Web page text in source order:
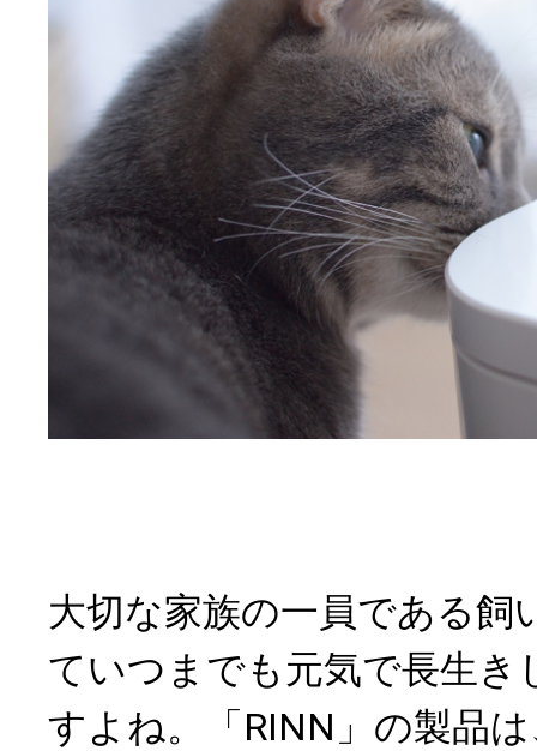
大切な家族の一員である飼
ていつまでも元気で長生き
すよね。「RINN」の製品